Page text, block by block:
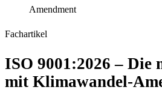
Amendment
Fachartikel
ISO 9001:2026 – Die
mit Klimawandel-